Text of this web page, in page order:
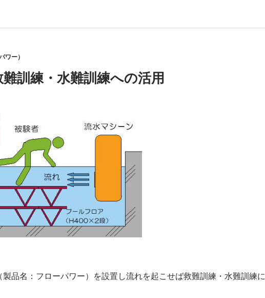
ワー）
訓練・水難訓練への活用
品名：フローパワー）を設置し流れを起こせば救難訓練・水難訓練に
練・水難訓練への活用